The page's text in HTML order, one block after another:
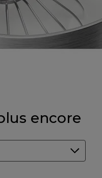
encore